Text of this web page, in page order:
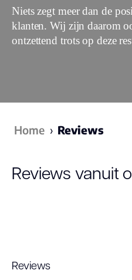
Niets zegt meer dan de
klanten. Wij zijn daarom
ontzettend trots op deze
Home › Reviews
Reviews vanuit
Reviews